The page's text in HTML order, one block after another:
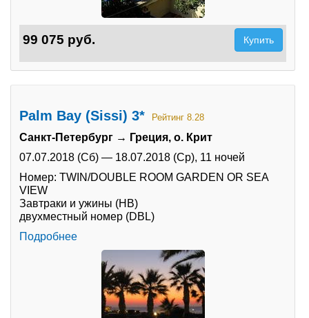
99 075 руб. Купить
Palm Bay (Sissi) 3* Рейтинг 8.28
Санкт-Петербург → Греция, о. Крит
07.07.2018 (Сб) — 18.07.2018 (Ср), 11 ночей
Номер: TWIN/DOUBLE ROOM GARDEN OR SEA
VIEW
Завтраки и ужины (HB)
двухместный номер (DBL)
Подробнее